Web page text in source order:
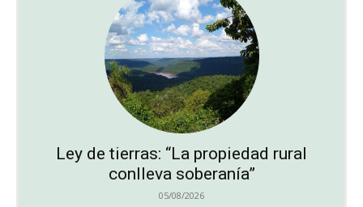
Ley de tierras: “La propiedad rural
conlleva soberanía”
05/08/2026